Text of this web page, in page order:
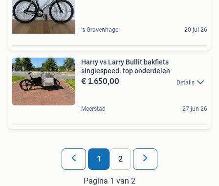
's-Gravenhage 20 jul 26
Harry vs Larry Bullit bakfiets
singlespeed. top onderdelen
€ 1.650,00 Details
Meerstad 27 jun 26
1 2
Pagina 1 van 2